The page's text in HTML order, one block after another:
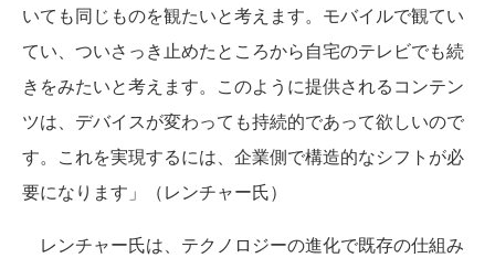
いても同じものを観たいと考えます。モバイルで観てい
てい、ついさっき止めたところから自宅のテレビでも続
きをみたいと考えます。このように提供されるコンテン
ツは、デバイスが変わっても持続的であって欲しいので
す。これを実現するには、企業側で構造的なシフトが必
要になります」（レンチャー氏）
レンチャー氏は、テクノロジーの進化で既存の仕組み